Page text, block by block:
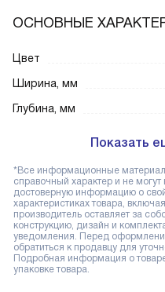
ОСНОВНЫЕ
Цвет
Ширина, мм
Глубина, мм
Показать
*Все информационные
справочный характер и не
достоверную информацию о
характеристиках товара,
производитель оставляет за
конструкцию, дизайн и
уведомления. Перед
обратиться к продавцу для
Подробная информация о
упаковке товара.